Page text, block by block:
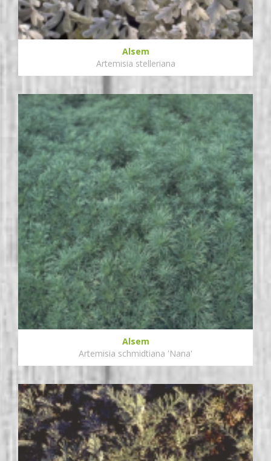
Alsem
Artemisia stelleriana
Alsem
Artemisia schmidtiana 'Nana'